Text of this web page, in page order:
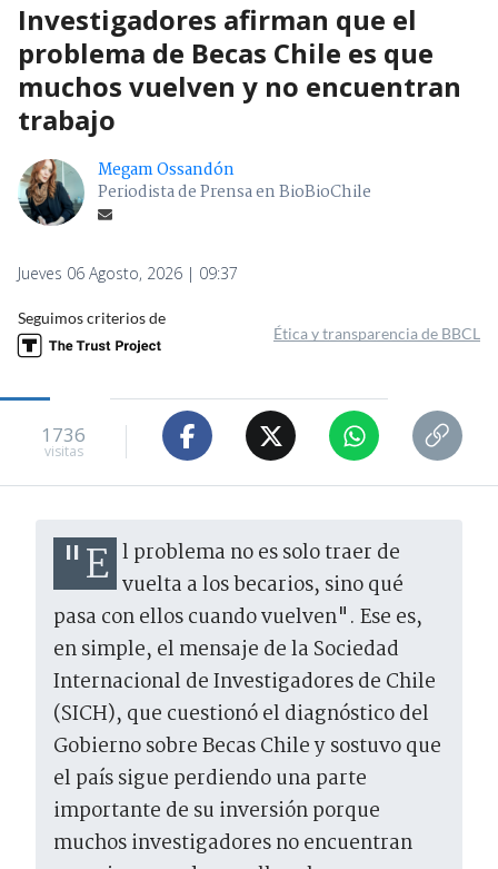
Investigadores afirman que el
problema de Becas Chile es que
muchos vuelven y no encuentran
trabajo
Megam Ossandón
Periodista de Prensa en BioBioChile
Jueves 06 Agosto, 2026 | 09:37
Seguimos criterios de
Ética y transparencia de BBCL
1736
visitas
"El problema no es solo traer de vuelta a los becarios, sino qué
pasa con ellos cuando vuelven". Ese es,
en simple, el mensaje de la Sociedad
Internacional de Investigadores de Chile
(SICH), que cuestionó el diagnóstico del
Gobierno sobre Becas Chile y sostuvo que
el país sigue perdiendo una parte
importante de su inversión porque
muchos investigadores no encuentran